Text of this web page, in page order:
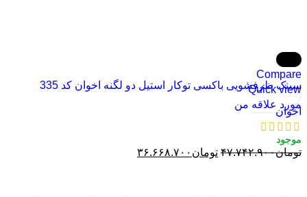
-23%
Compare
Quick view
مورد علاقه من
سینک ظرفشویی باکسی توکار استیل دو لگنه اخوان کد 335
مناسب آشپزخانه‌های مدرن
اخوان
تومان۴۷.۷۴۲.۹۰۰ تومان ۳۶.۶۶۸.۷۰۰